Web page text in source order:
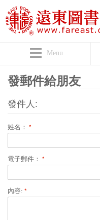
Menu
發郵件給朋友
發件人:
姓名：
電子郵件：
內容: